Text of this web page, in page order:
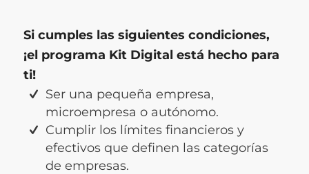
Si cumples las siguientes condiciones,
¡el programa Kit Digital está hecho para
ti!
Ser una pequeña empresa,
microempresa o autónomo.
Cumplir los límites financieros y
efectivos que definen las categorías
de empresas.